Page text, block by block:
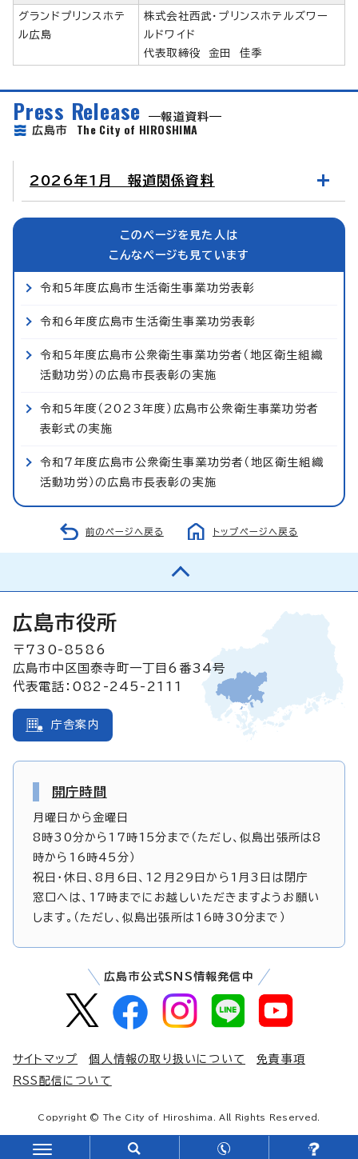
グランドプリンスホテ
ル広島
株式会社西武・プリンスホテルズワー
ルドワイド
代表取締役 金田 佳季
Press Release
報道資料
広島市 The City of HIROSHIMA
2026年1月 報道関係資料
このページを見た人は
こんなページも見ています
令和5年度広島市生活衛生事業功労表彰
令和6年度広島市生活衛生事業功労表彰
令和5年度広島市公衆衛生事業功労者（地区衛生組織
活動功労）の広島市長表彰の実施
令和5年度（2023年度）広島市公衆衛生事業功労者
表彰式の実施
令和7年度広島市公衆衛生事業功労者（地区衛生組織
活動功労）の広島市長表彰の実施
前のページへ戻る トップページへ戻る
広島市役所
〒730-8586
広島市中区国泰寺町一丁目6番34号
代表電話：082-245-2111
庁舎案内
開庁時間
月曜日から金曜日
8時30分から17時15分まで（ただし、似島出張所は8
時から16時45分）
祝日・休日、8月6日、12月29日から1月3日は閉庁
窓口へは、17時までにお越しいただきますようお願い
します。（ただし、似島出張所は16時30分まで）
広島市公式SNS情報発信中
サイトマップ 個人情報の取り扱いについて
免責事項
RSS配信について
Copyright © The City of Hiroshima. All Rights Reserved.